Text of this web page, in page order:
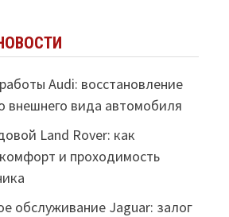
Audi: восстановление
внешнего вида автомобиля
Land Rover: как
и проходимость
обслуживание Jaguar: залог